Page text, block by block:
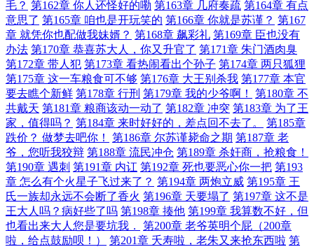
毛？ 第162章 你人还怪好的嘞 第163章 几府奏疏 第164章 有点
意思了 第165章 咱也是开玩笑的 第166章 你就是苏谨？ 第167
章 就凭你也配做我妹婿？ 第168章 飙彩礼 第169章 臣也没有
办法 第170章 恭喜苏大人，你又升官了 第171章 朱门酒肉臭
第172章 带人犯 第173章 看热闹看出个孙子 第174章 两只狐狸
第175章 这一车粮食可不够 第176章 大王别杀我 第177章 本官
要去瞧个新鲜 第178章 行刑 第179章 我的少爷啊！
第180章 不
共戴天 第181章 粮商该动一动了 第182章 冲突 第183章 为了王
家，值得吗？ 第184章 来时好好的，差点回不去了。
第185章
跌价？ 做梦去吧你！
第186章 尔苏谨毙命之期 第187章 老
爷，您听我狡辩 第188章 流民冲仓 第189章 杀奸商，抢粮食！
第190章 遇刺 第191章 内讧 第192章 死也要恶心你一把 第193
章 怎么有个火星子飞过来了？ 第194章 两炮立威 第195章 王
氏一族却永远不会断了香火 第196章 天要塌了 第197章 这不是
王大人吗？病好些了吗 第198章 揍他 第199章 我算数不好，但
也看出来大人您是要坑我．
第200章 老爷英明个屁（200章
啦，给点鼓励呗！）
第201章 夭寿啦，老朱又来抢东西啦 第